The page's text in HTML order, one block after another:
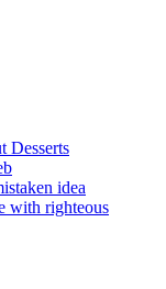
Desserts
idea
with righteous